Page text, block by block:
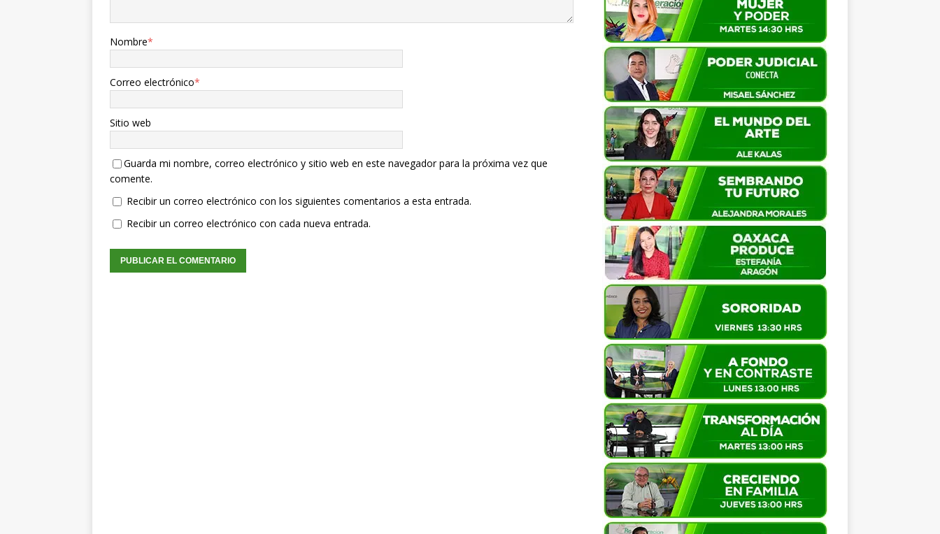
Nombre*
Correo electrónico*
Sitio web
Guarda mi nombre, correo electrónico y sitio web en este navegador para la próxima vez que
comente.
Recibir un correo electrónico con los siguientes comentarios a esta entrada.
Recibir un correo electrónico con cada nueva entrada.